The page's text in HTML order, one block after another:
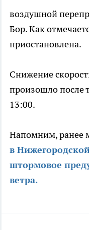
воздушной
Бор. Как
приостановлена.
Снижение
произошло после
13:00.
Напомним, ранее
в
штормовое
ветра.